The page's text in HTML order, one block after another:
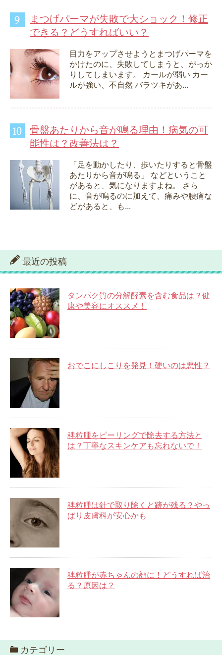
まつげパーマが失敗で大ショック！修正
できる？どうすればいい？
目力をアップさせようとまつげパーマを
かけたのに、失敗してしまうと、がっか
りしてしまいます。 カールが弱い カー
ルが強い、不自然 バラツキがあ...
骨盤あたりから音が鳴る理由！病気の可
能性は？改善法は？
「足を動かしたり、歩いたりすると骨盤
あたりから音が鳴る」 などということ
があると、気になりますよね。 さら
に、音が鳴るのに加えて、痛みや腰痛な
どがあると、も...
最近の投稿
タンパク質の分解酵素を含む食品は？健
康や美容にオススメ！
おでこにしこりを発見！硬いのは悪性？
稗粒腫をピーリングで除去する方法と
は？丁寧なスキンケアも忘れないで！
稗粒腫は針で取り除くと跡が残る？やっ
ぱり皮膚科が安心かも
稗粒腫が赤ちゃんの顔に！どうすれば治
る？原因は？
カテゴリー